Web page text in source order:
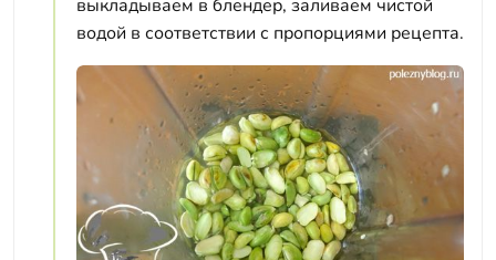
выкладываем в блендер, заливаем чистой
водой в соответствии с пропорциями рецепта.